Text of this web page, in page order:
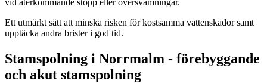
vid återkom­mande stopp eller översvämningar.
Ett utmärkt sätt att min­s­ka risken för kost­sam­ma vat­ten­skador samt
upp­täc­ka andra bris­ter i god tid.
Stamspolning i Norrmalm - förebyggande
och akut stamspolning